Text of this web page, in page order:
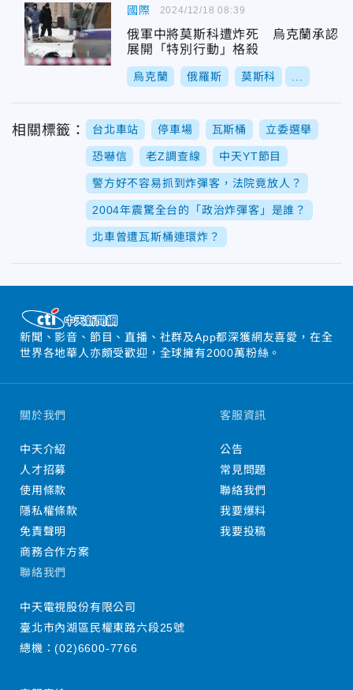
國際
俄軍中將莫斯科遭炸死 烏克蘭承認
展開「特別行動」格殺
烏克蘭 俄羅斯 莫斯科
2024/12/18 08:39
相關標籤： 台北車站 停車場 瓦斯桶 立委選舉
恐嚇信 老Z調查線 中天YT節目
警方好不容易抓到炸彈客，法院竟放人？
2004年震驚全台的「政治炸彈客」是誰？
北車曾遭瓦斯桶連環炸？
新聞、影音、節目、直播、社群及App都深獲網友喜愛，在全
世界各地華人亦頗受歡迎，全球擁有2000萬粉絲。
關於我們
中天介紹
人才招募
使用條款
隱私權條款
免責聲明
商務合作方案
客服資訊
公告
常見問題
聯絡我們
我要爆料
我要投稿
聯絡我們
中天電視股份有限公司
臺北市內湖區民權東路六段25號
總機：(02)6600-7766